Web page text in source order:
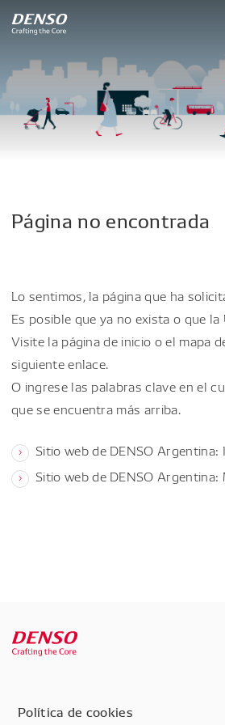
Página no encontrada
Lo sentimos, la página que ha
Es posible que ya no exista o que
Visite la página de inicio o el mapa
siguiente enlace.
O ingrese las palabras clave en el
que se encuentra más arriba.
Sitio web de DENSO Argentina:
Sitio web de DENSO Argentina:
Política de cookies